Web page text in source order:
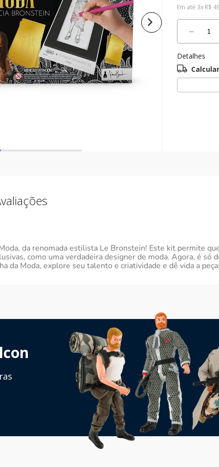
Em até 3x R$
－
Detalhes
da renomada estilista Le Bronstein! Este kit permite
como uma verdadeira designer de moda. Agora, é só
da Moda, explore seu talento e criatividade e dê vida a
10º boneca